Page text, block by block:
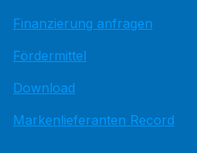
Finanzierung anfragen
Fördermittel
Download
Markenlieferanten Record